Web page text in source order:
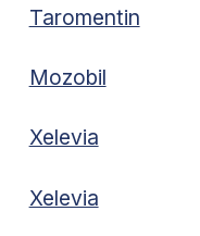
Taromentin
Mozobil
Xelevia
Xelevia